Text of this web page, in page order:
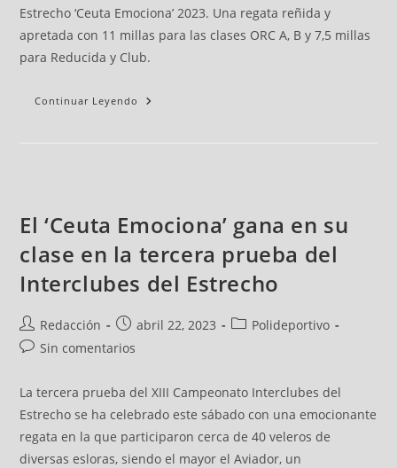
Estrecho ‘Ceuta Emociona’ 2023. Una regata reñida y
apretada con 11 millas para las clases ORC A, B y 7,5 millas
para Reducida y Club.
Continuar Leyendo
El ‘Ceuta Emociona’ gana en su
clase en la tercera prueba del
Interclubes del Estrecho
Redacción abril 22, 2023
Polideportivo
Sin comentarios
La tercera prueba del XIII Campeonato Interclubes del
Estrecho se ha celebrado este sábado con una emocionante
regata en la que participaron cerca de 40 veleros de
diversas esloras, siendo el mayor el Aviador, un